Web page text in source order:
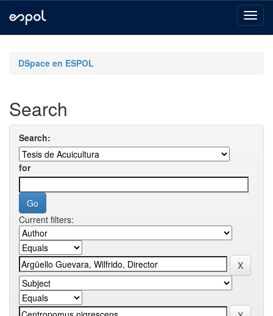
navigationDSpace en ESPOL
Search
Search:
for
Current filters: